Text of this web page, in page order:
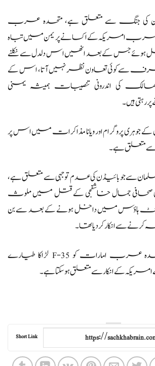
کی جنگ سے متعلق ہے، متحدہ عرب
عرب امریکہ کے اکسانے پر یمن میں تباہ
جس کے بعد انھیں اس دلدل سے نکلنے
طرف سے کوئی تعاون نظر نہیں آتا، اس کے
کی اندرونی تنصیبات ہمیشہ یمنی
ہیں۔
کے جوہری پروگرام اور ویانا مذاکرات میں اس پر
متعلق ہے۔
سلمان سے جو بائیڈن کی عدم توجہی سے متعلق ہے،
جمال خاشقجی کے قتل میں ملوث
ہاؤس میں داخل ہونے کے بعد سے بن
سے انکار کر دیا تھا۔
4۔چوتھا معاملہ متحدہ عرب امارات کو F-35 لڑاکا طیارے
کے انکار سے متعلق ہو سکتا ہے۔
Short Link